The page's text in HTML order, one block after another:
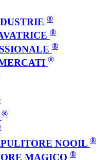
®
®
®
®
®
NOOIL ®
MAGICO ®